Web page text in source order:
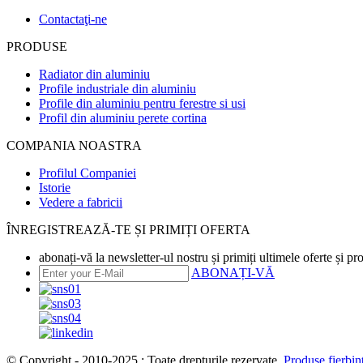
Contactaţi-ne
PRODUSE
Radiator din aluminiu
Profile industriale din aluminiu
Profile din aluminiu pentru ferestre si usi
Profil din aluminiu perete cortina
COMPANIA NOASTRA
Profilul Companiei
Istorie
Vedere a fabricii
ÎNREGISTREAZĂ-TE ȘI PRIMIȚI OFERTA
abonați-vă la newsletter-ul nostru și primiți ultimele oferte și
ABONAȚI-VĂ
© Copyright - 2010-2025 : Toate drepturile rezervate. Produse